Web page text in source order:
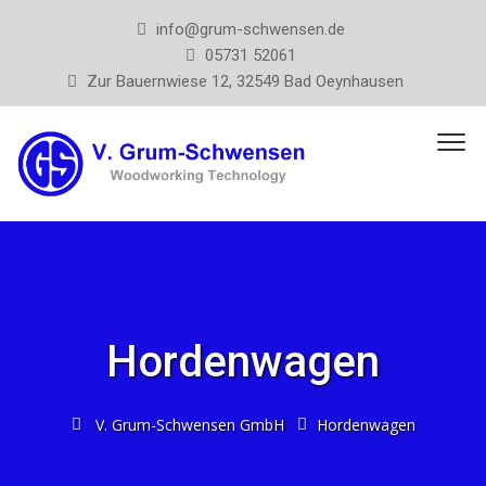
info@grum-schwensen.de
05731 52061
Zur Bauernwiese 12, 32549 Bad Oeynhausen
Hordenwagen
V. Grum-Schwensen GmbH Hordenwagen